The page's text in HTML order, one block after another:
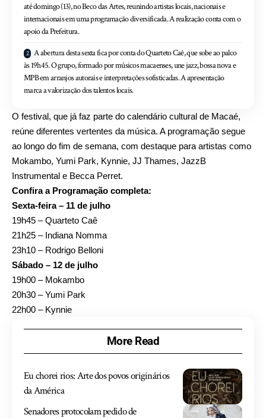
até domingo (13), no Beco das Artes, reunindo artistas locais, nacionais e
internacionais em uma programação diversificada. A realização conta com o
apoio da Prefeitura.
A abertura desta sexta fica por conta do Quarteto Caê, que sobe ao palco
às 19h45. O grupo, formado por músicos macaenses, une jazz, bossa nova e
MPB em arranjos autorais e interpretações sofisticadas. A apresentação
marca a valorização dos talentos locais.
O festival, que já faz parte do calendário cultural de Macaé,
reúne diferentes vertentes da música. A programação segue
ao longo do fim de semana, com destaque para artistas como
Mokambo, Yumi Park, Kynnie, JJ Thames, JazzB
Instrumental e Becca Perret.
Confira a Programação completa:
Sexta-feira – 11 de julho
19h45 – Quarteto Caê
21h25 – Indiana Nomma
23h10 – Rodrigo Belloni
Sábado – 12 de julho
19h00 – Mokambo
20h30 – Yumi Park
22h00 – Kynnie
More Read
Eu chorei rios: Arte dos povos originários
da América
Senadores protocolam pedido de